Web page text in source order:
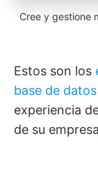
Cree y gestione
Estos son los
base de
experiencia
de su